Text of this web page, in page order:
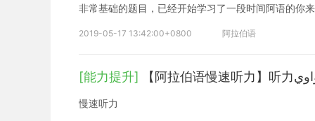
非常基础的题目，已经开始学习了一段时间阿语的你来
2019-05-17 13:42:00+0800 阿拉伯语
[能力提升]
慢速听力